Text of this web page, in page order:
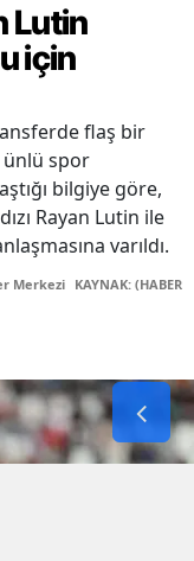
Lutin
için
flaş bir
ünlü spor
bilgiye göre,
Rayan Lutin ile
varıldı.
Merkezi KAYNAK: (HABER